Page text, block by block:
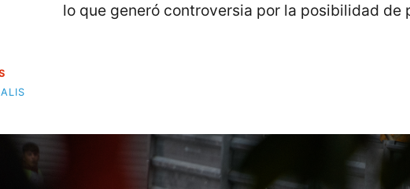
lo que generó controversia por la posibilidad de